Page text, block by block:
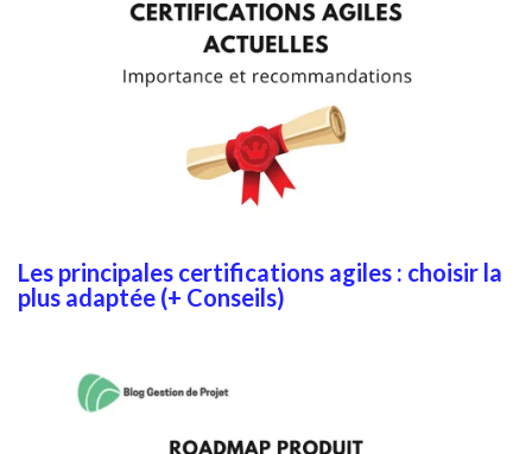
Les principales certifications agiles : choisir la
plus adaptée (+ Conseils)